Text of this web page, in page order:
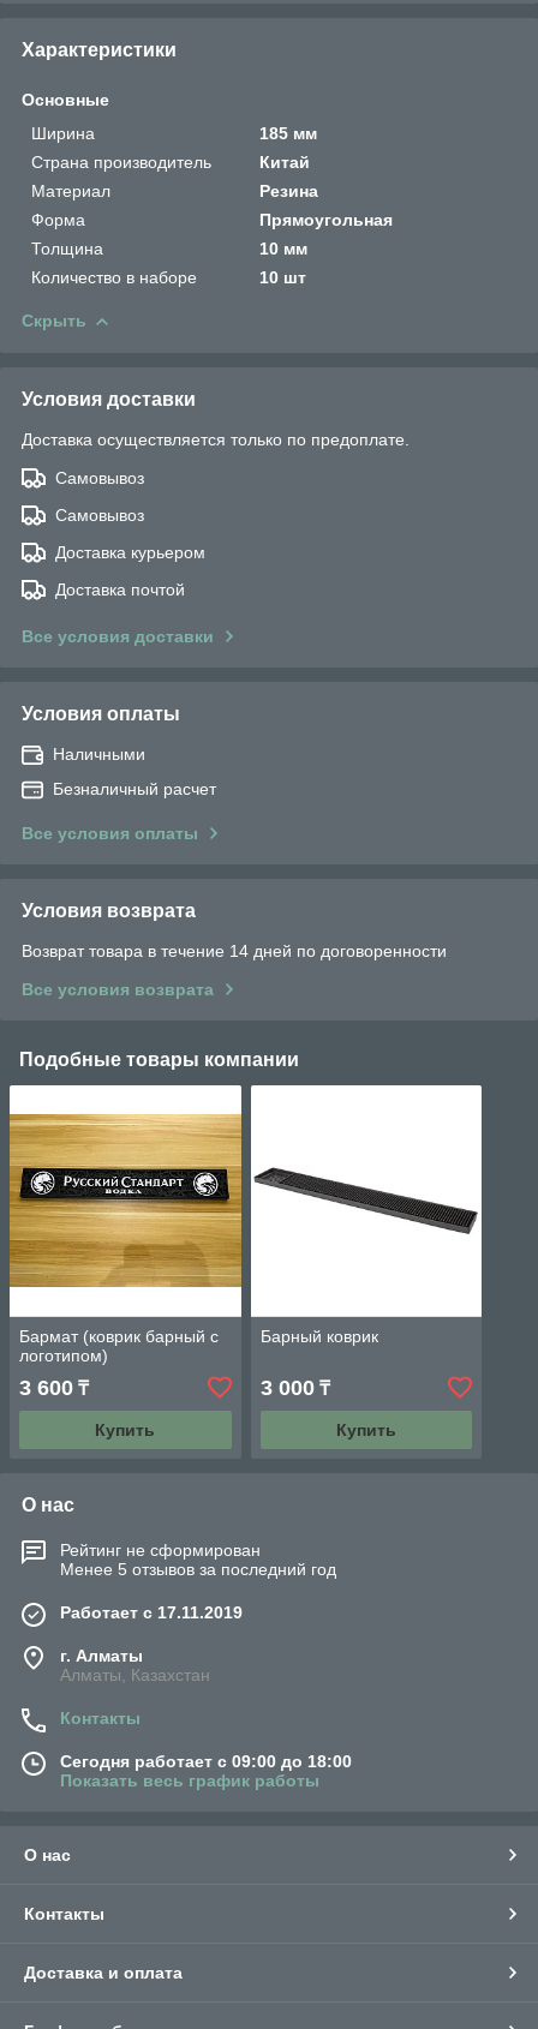
Характеристики
Основные
Ширина
185 мм
Страна производитель
Китай
Материал
Резина
Форма
Прямоугольная
Толщина
10 мм
Количество в наборе
10 шт
Скрыть
Условия доставки
Доставка осуществляется только по предоплате.
Самовывоз
Самовывоз
Доставка курьером
Доставка почтой
Все условия доставки
Условия оплаты
Наличными
Безналичный расчет
Все условия оплаты
Условия возврата
Возврат товара в течение 14 дней по договоренности
Все условия возврата
Подобные товары компании
Бармат (коврик барный с
логотипом)
3 600 ₸
Купить
Барный коврик
3 000₸
Купить
О нас
Рейтинг не сформирован
Менее 5 отзывов за последний год
Работает с 17.11.2019
г. Алматы
Алматы, Казахстан
Контакты
Сегодня работает с 09:00 до 18:00
Показать весь график работы
О нас
Контакты
Доставка и оплата